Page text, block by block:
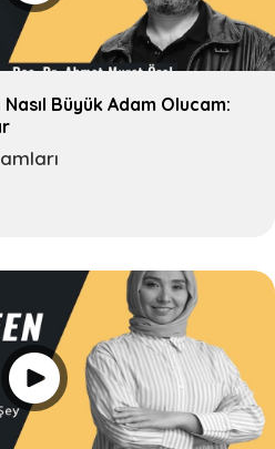
Ara
Büyük Adam Olucam: